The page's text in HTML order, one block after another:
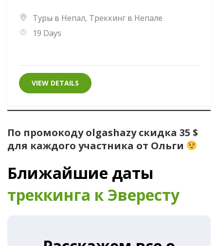
Туры в Непал, Треккинг в Непале
19 Days
VIEW DETAILS
По промокоду olgashazy скидка 35 $
для каждого участника от Ольги
Ближайшие даты
треккинга к Эвересту